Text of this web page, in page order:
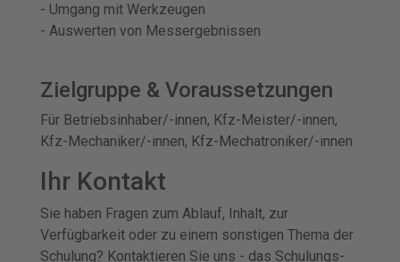
- Umgang mit Werkzeugen
- Auswerten von Messergebnissen
Zielgruppe & Voraussetzungen
Für Betriebsinhaber/-innen, Kfz-Meister/-innen,
Kfz-Mechaniker/-innen, Kfz-Mechatroniker/-innen
Ihr Kontakt
Sie haben Fragen zum Ablauf, Inhalt, zur
Verfügbarkeit oder zu einem sonstigen Thema der
Schulung? Kontaktieren Sie uns - das Schulungs-